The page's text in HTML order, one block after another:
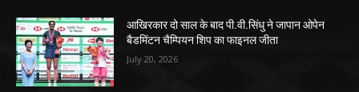
आखिरकार दो साल के बाद पी.वी.सिंधु ने जापान ओपेन
बैडमिंटन चैम्पियन शिप का फाइनल जीता
July 20, 2026